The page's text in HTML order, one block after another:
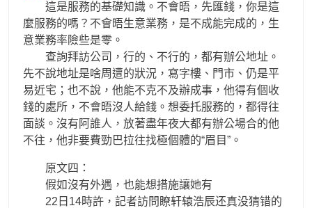
這是服務的基礎知識。不會晤，先匯錢，你是這
麼服務的嗎？不會晤生意業務，是不成能完成的，生
意業務率險些是零。
查詢拜訪公司，行的、不行的，都有辦公地址。
先不說地址是啥周遭的狀況，寫字樓、門市、仍是平
易近宅；也不說，他能不克不及辦成事，他得有個收
錢的處所，不會晤沒人給錢。想委托服務的，都得往
面談。沒有阿誰人，放著盡年夜大都有辦公場合的他
不往，他非要費勁巴拉往找極個體的“眉目”。
原文四：
假如沒有外遇，也能想措施讓她有
22日14時許，記者訪問瞭轩辕浩辰还真没猜错的